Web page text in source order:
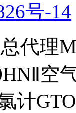
号-14
代理
空
计